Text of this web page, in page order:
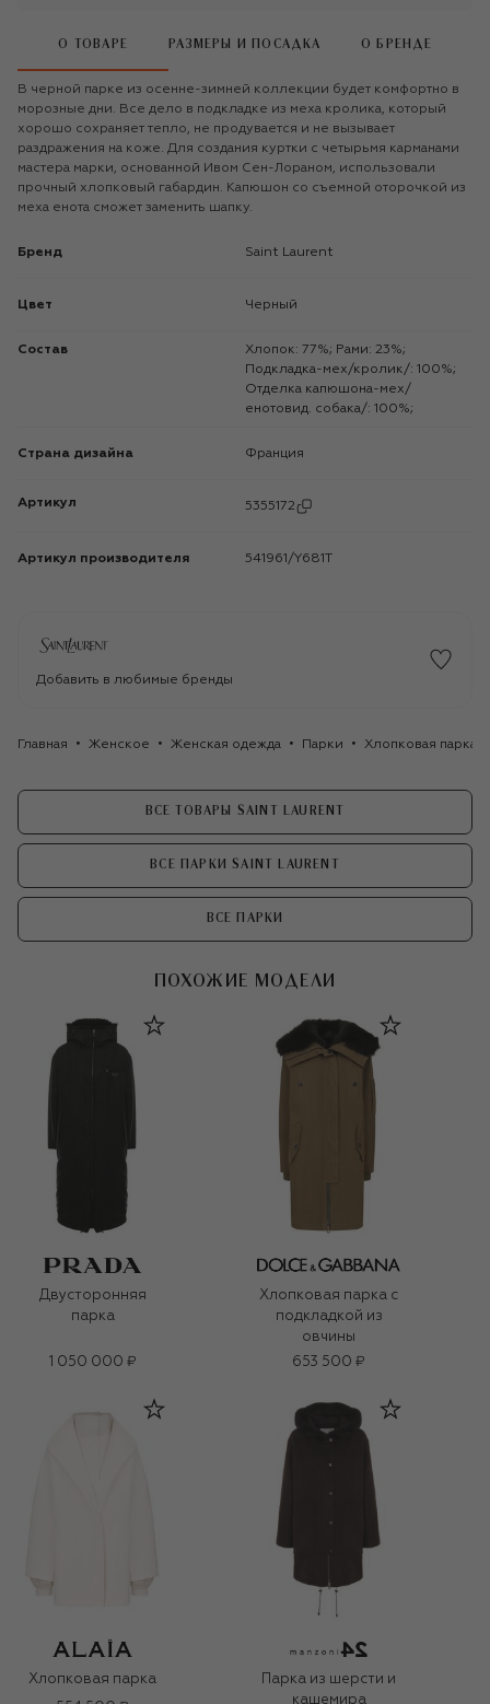
О ТОВАРЕ РАЗМЕРЫ И ПОСАДКА О БРЕНДЕ
В черной парке из осенне-зимней коллекции будет комфортно в
морозные дни. Все дело в подкладке из меха кролика, который
хорошо сохраняет тепло, не продувается и не вызывает
раздражения на коже. Для создания куртки с четырьмя карманами
мастера марки, основанной Ивом Сен-Лораном, использовали
прочный хлопковый габардин. Капюшон со съемной оторочкой из
меха енота сможет заменить шапку.
Бренд Saint Laurent
Цвет Черный
Состав
Хлопок: 77%; Рами: 23%;
Подкладка-мех/кролик/: 100%;
Отделка капюшона-мех/
енотовид. собака/: 100%;
Страна дизайна Франция
Артикул 5355172
Артикул производителя 541961/Y681T
Добавить в любимые бренды
Главная Женское Женская одежда Парки Хлопковая парка
ВСЕ ТОВАРЫ SAINT LAURENT
ВСЕ ПАРКИ SAINT LAURENT
ВСЕ ПАРКИ
ПОХОЖИЕ МОДЕЛИ
Двусторонняя
парка
1 050 000 ₽
Хлопковая парка с
подкладкой из
овчины
653 500 ₽
Хлопковая парка
Парка из шерсти и
кашемира